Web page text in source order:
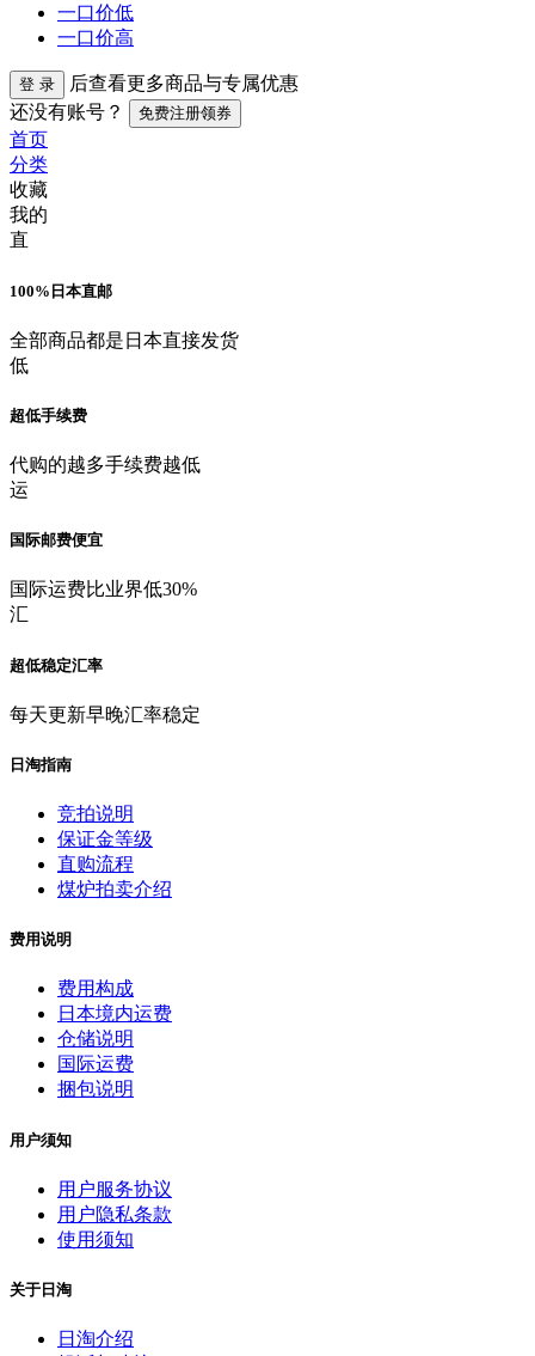
一口价低
一口价高
登 录
后查看更多商品与专属优惠
还没有账号？
免费注册领券
首页
分类
收藏
我的
直
100%日本直邮
全部商品都是日本直接发货
低
超低手续费
代购的越多手续费越低
运
国际邮费便宜
国际运费比业界低30%
汇
超低稳定汇率
每天更新早晚汇率稳定
日淘指南
竞拍说明
保证金等级
直购流程
煤炉拍卖介绍
费用说明
费用构成
日本境内运费
仓储说明
国际运费
捆包说明
用户须知
用户服务协议
用户隐私条款
使用须知
关于日淘
日淘介绍